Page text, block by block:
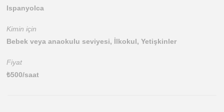
Ispanyolca
Kimin için
Bebek veya anaokulu seviyesi, İlkokul, Yetişkinler
Fiyat
₺500/saat